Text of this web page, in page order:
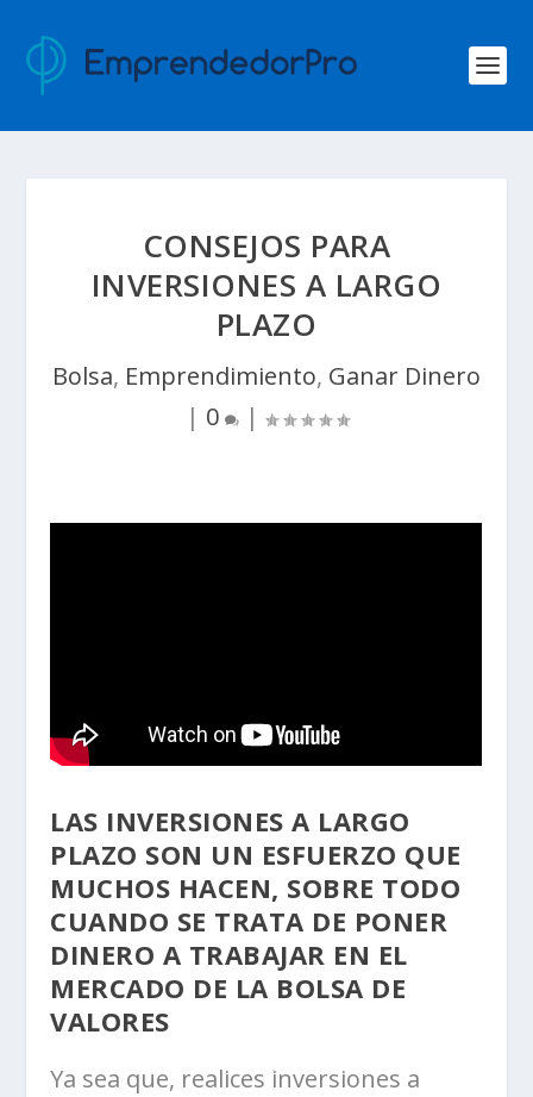
CONSEJOS PARA
INVERSIONES A LARGO
PLAZO
Bolsa, Emprendimiento, Ganar Dinero
| 0 |
LAS INVERSIONES A LARGO
PLAZO SON UN ESFUERZO QUE
MUCHOS HACEN, SOBRE TODO
CUANDO SE TRATA DE PONER
DINERO A TRABAJAR EN EL
MERCADO DE LA BOLSA DE
VALORES
Ya sea que, realices inversiones a